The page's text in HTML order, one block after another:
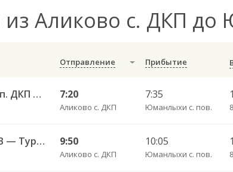
из Аликово с. ДКП до
Отправление Прибытие
Аликово с. ДКП — Вурнары п. ДКП 178 7:20
Аликово с. ДКП
7:35
Юманлыхи с. пов.
Чебоксары Пригородный АВ — Тургенево рп пов. 9377 9:50
Аликово с. ДКП
10:05
Юманлыхи с. пов.